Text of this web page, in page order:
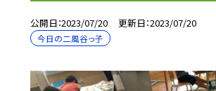
公開日 2023/07/20 更新日 2023/07/20
今日の二風谷っ子